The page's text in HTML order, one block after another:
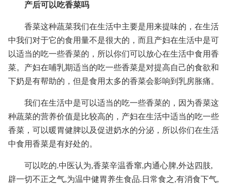
产后可以吃香菜吗
香菜这种蔬菜我们在生活中主要是用来提味的，在生活
中我们对于它的食用量不是很大的，而且产妇在生活中是可
以适当的吃一些香菜的，所以你们可以放心在生活中食用香
菜。产妇在哺乳期适当的吃一些香菜是对提高自己的食欲和
下奶是有帮助的，但是食用太多的香菜会影响到乳房胀痛。
我们在生活中是可以适当的吃一些香菜的，因为香菜这
种蔬菜的营养价值是比较高的，产妇在生活中适当的吃一些
香菜，可以暖胃健脾以及促进奶水的分泌，所以你们在生活
中食用香菜是有好处的。
可以吃的.中医认为,香菜辛温香窜,内通心脾,外达四肢,
辟一切不正之气,为温中健胃养生食品.日常食之,有消食下气,